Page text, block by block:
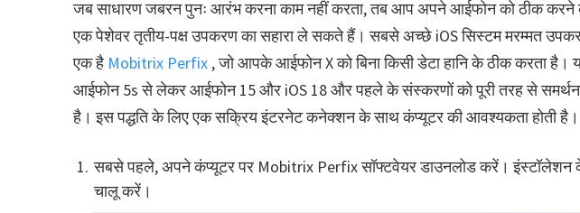
जब साधारण जबरन पुनः आरंभ करना काम नहीं करता, तब आप अपने आईफोन को ठीक करने
एक पेशेवर तृतीय-पक्ष उपकरण का सहारा ले सकते हैं। सबसे अच्छे iOS सिस्टम मरम्मत
एक है Mobitrix Perfix , जो आपके आईफोन X को बिना किसी डेटा हानि के ठीक करता है।
आईफोन 5s से लेकर आईफोन 15 और iOS 18 और पहले के संस्करणों को पूरी तरह से
है। इस पद्धति के लिए एक सक्रिय इंटरनेट कनेक्शन के साथ कंप्यूटर की आवश्यकता होती है।
सबसे पहले, अपने कंप्यूटर पर Mobitrix Perfix सॉफ्टवेयर डाउनलोड करें। इंस्टॉलेशन
चालू करें।